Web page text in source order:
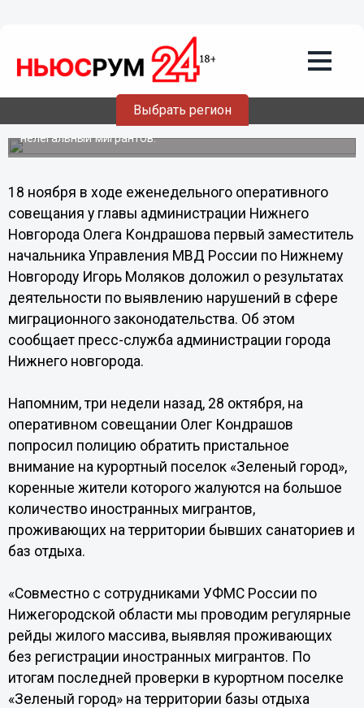
Выбрать регион
Более 20 нелегалов задержали
нижегородские полицейские в
"Зеленом городе"
Жители поселка жалуются на увеличение количества
нелегальный мигрантов.
18 ноября в ходе еженедельного оперативного
совещания у главы администрации Нижнего
Новгорода Олега Кондрашова первый заместитель
начальника Управления МВД России по Нижнему
Новгороду Игорь Моляков доложил о результатах
деятельности по выявлению нарушений в сфере
миграционного законодательства. Об этом
сообщает пресс-служба администрации города
Нижнего новгорода.
Напомним, три недели назад, 28 октября, на
оперативном совещании Олег Кондрашов
попросил полицию обратить пристальное
внимание на курортный поселок «Зеленый город»,
коренные жители которого жалуются на большое
количество иностранных мигрантов,
проживающих на территории бывших санаториев и
баз отдыха.
«Совместно с сотрудниками УФМС России по
Нижегородской области мы проводим регулярные
рейды жилого массива, выявляя проживающих
без регистрации иностранных мигрантов. По
итогам последней проверки в курортном поселке
«Зеленый город» на территории базы отдыха